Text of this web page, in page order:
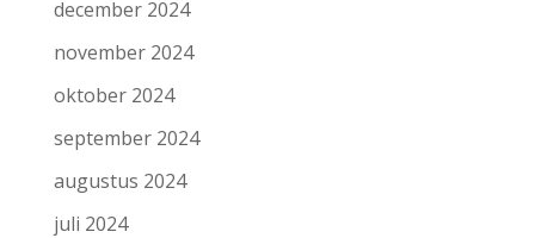
december 2024
november 2024
oktober 2024
september 2024
augustus 2024
juli 2024